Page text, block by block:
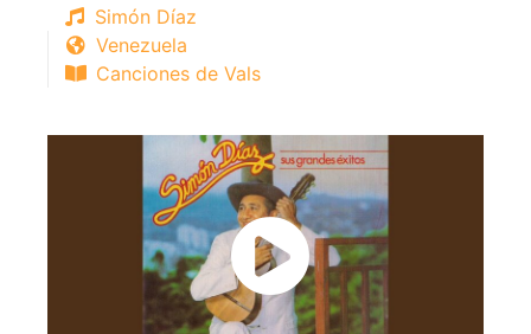
Simón Díaz​
Venezuela
Canciones de Vals